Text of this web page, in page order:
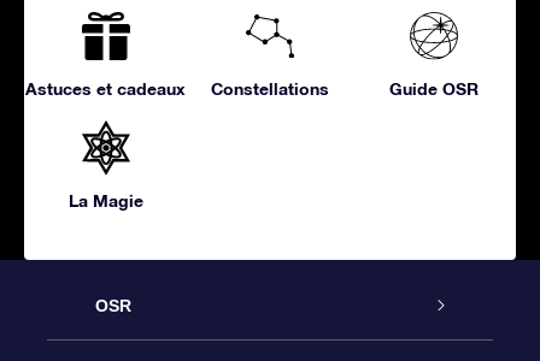
Astuces et cadeaux Constellations Guide OSR
La Magie
OSR